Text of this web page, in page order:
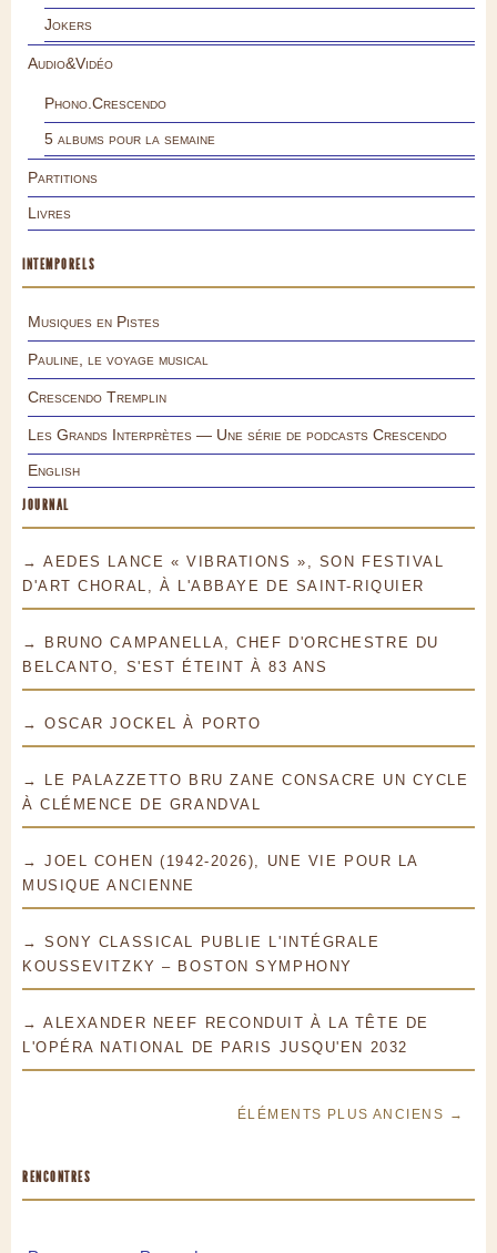
Jokers
Audio&Vidéo
Phono.Crescendo
5 albums pour la semaine
Partitions
Livres
INTEMPORELS
Musiques en Pistes
Pauline, le voyage musical
Crescendo Tremplin
Les Grands Interprètes — Une série de podcasts Crescendo
English
JOURNAL
→ AEDES LANCE « VIBRATIONS », SON FESTIVAL
D'ART CHORAL, À L'ABBAYE DE SAINT-RIQUIER
→ BRUNO CAMPANELLA, CHEF D'ORCHESTRE DU
BELCANTO, S'EST ÉTEINT À 83 ANS
→ OSCAR JOCKEL À PORTO
→ LE PALAZZETTO BRU ZANE CONSACRE UN CYCLE
À CLÉMENCE DE GRANDVAL
→ JOEL COHEN (1942-2026), UNE VIE POUR LA
MUSIQUE ANCIENNE
→ SONY CLASSICAL PUBLIE L'INTÉGRALE
KOUSSEVITZKY – BOSTON SYMPHONY
→ ALEXANDER NEEF RECONDUIT À LA TÊTE DE
L'OPÉRA NATIONAL DE PARIS JUSQU'EN 2032
ÉLÉMENTS PLUS ANCIENS →
RENCONTRES